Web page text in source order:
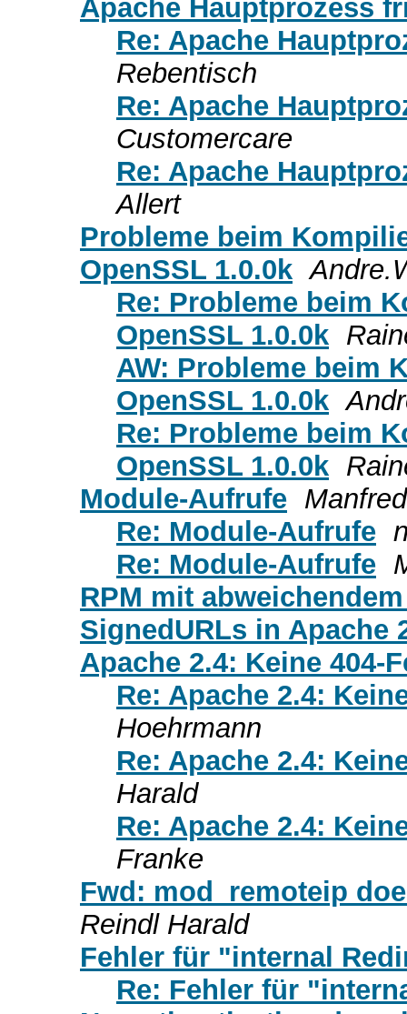
Apache Hauptprozess
Re: Apache
Rebentisch
Re: Apache
Customercare
Re: Apache
Allert
Probleme beim
OpenSSL 1.0.0k
Re: Probleme beim
OpenSSL 1.0.0k
AW: Probleme beim
OpenSSL 1.0.0k
Re: Probleme beim
OpenSSL 1.0.0k
Module-Aufrufe
Re: Module-Aufrufe
Re: Module-Aufrufe
RPM mit
SignedURLs in Apache
Apache 2.4: Keine 404-
Re: Apache 2.4:
Hoehrmann
Re: Apache 2.4:
Harald
Re: Apache 2.4:
Franke
Fwd: mod_remoteip
Reindl Harald
Fehler für "internal
Re: Fehler für